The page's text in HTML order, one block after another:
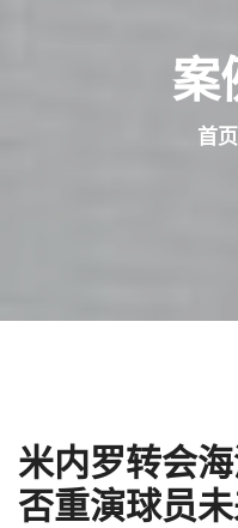
案
首页
米内罗转会
否重演球员